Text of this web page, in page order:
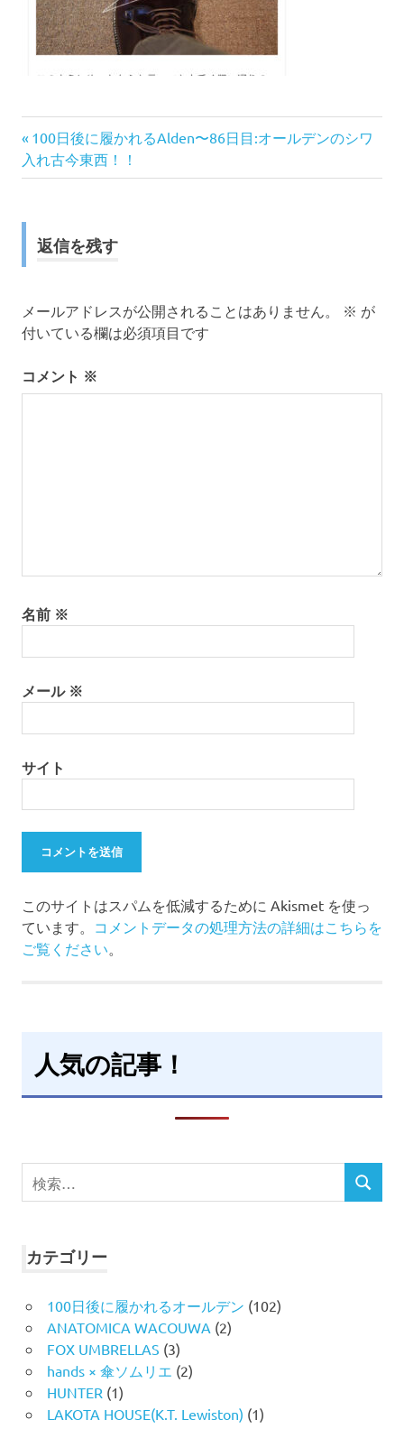
投
稿
ナ
ビ
ー
シ
前
の
記
100日後に履かれるAlden〜86日目:オールデンのシワ
入れ古今東西！！
返信を残す
メールアドレスが公開されることはありません。 ※ が
付いている欄は必須項目です
コメント ※
名前 ※
メール ※
サイト
このサイトはスパムを低減するために Akismet を使っ
ています。 コメントデータの処理方法の詳細はこちらを
ご覧ください。
人気の記事！
検
索
検
カテゴリー
100日後に履かれるオールデン (102)
ANATOMICA WACOUWA (2)
FOX UMBRELLAS (3)
hands × 傘ソムリエ (2)
HUNTER (1)
LAKOTA HOUSE(K.T. Lewiston) (1)